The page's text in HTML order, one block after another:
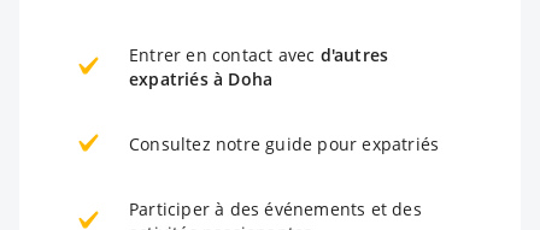
Entrer en contact avec d'autres
expatriés à Doha
Consultez notre guide pour expatriés
Participer à des événements et des